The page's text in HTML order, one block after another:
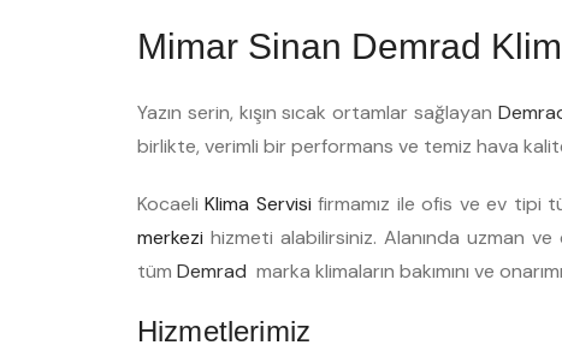
Mimar Sinan Demrad
Yazın serin, kışın sıcak ortamlar sağlayan
birlikte, verimli bir performans ve temiz hava
KocaeliKlima Servisifirmamız ile ofis ve ev tipi
merkezi hizmeti alabilirsiniz. Alanında uzman ve
tüm Demrad marka klimaların bakımını ve
Hizmetlerimiz